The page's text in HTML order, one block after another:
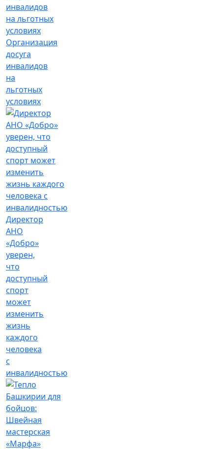
Организация
досуга
инвалидов
на
льготных
условиях
Директор
АНО
«Добро»
уверен,
что
доступный
спорт
может
изменить
жизнь
каждого
человека
с
инвалидностью